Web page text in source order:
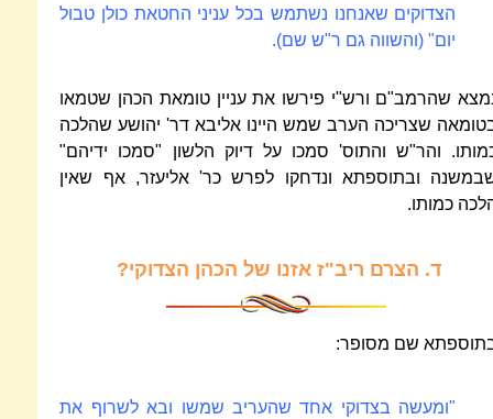
הצדוקים שאנחנו נשתמש בכל עניני החטאת כולן טבול
יום" (והשווה גם ר"ש שם).
שהרמב"ם ורש"י פירשו את עניין טומאת הכהן שטמאו
שצריכה הערב שמש היינו אליבא דר' יהושע שהלכה
והר"ש והתוס' סמכו על דיוק הלשון "סמכו ידיהם"
ובתוספתא ונדחקו לפרש כר' אליעזר, אף שאין
כמותו.
ד. הצרם ריב"ז אזנו של הכהן הצדוקי?
שם מסופר:
"ומעשה בצדוקי אחד שהעריב שמשו ובא לשרוף את